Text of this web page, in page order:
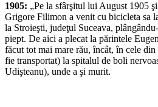
1905: „Pe la sfârşitul lui August 1905
Grigore Filimon a venit cu bicicleta sa
la Stroieşti, judeţul Suceava,
piept. De aici a plecat la părintele
făcut tot mai mare rău, încât, în cele din
fie transportat) la spitalul de boli
Udişteanu), unde a şi murit.